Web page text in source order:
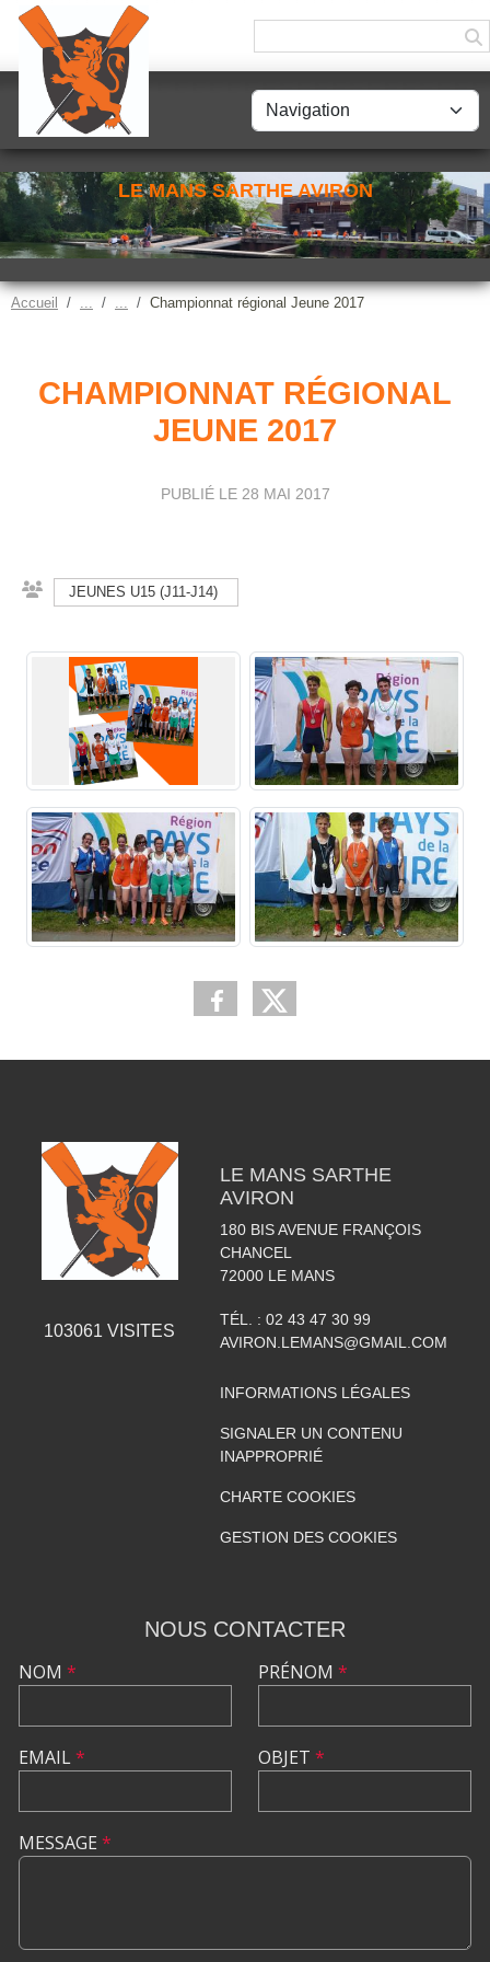
LE MANS SARTHE AVIRON
Accueil Championnat régional Jeune 2017
CHAMPIONNAT RÉGIONAL
JEUNE 2017
PUBLIÉ LE 28 MAI 2017
JEUNES U15 (J11-J14)
103061 VISITES
LE MANS SARTHE
AVIRON
180 BIS AVENUE FRANÇOIS
CHANCEL
72000 LE MANS
TÉL. : 02 43 47 30 99
AVIRON.LEMANS@GMAIL.COM
INFORMATIONS LÉGALES
SIGNALER UN CONTENU
INAPPROPRIÉ
CHARTE COOKIES
GESTION DES COOKIES
NOUS CONTACTER
NOM *
EMAIL*
PRÉNOM *
OBJET *
MESSAGE *
Panneau de gestion des cookies